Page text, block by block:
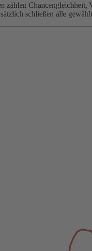
zählen
schließen alle